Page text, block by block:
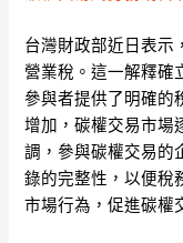
台灣財政部近日表示
營業稅。這一解釋確
參與者提供了明確的
增加，碳權交易市場
調，參與碳權交易的
錄的完整性，以便稅
市場行為，促進碳權